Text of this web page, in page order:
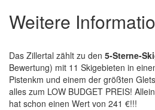
Weitere
Das Zillertal zählt zu den 5-Sterne-
Bewertung) mit 11 Skigebieten in
Pistenkm und einem der größten
alles zum LOW BUDGET PREIS!
hat schon einen Wert von 241 €!!!